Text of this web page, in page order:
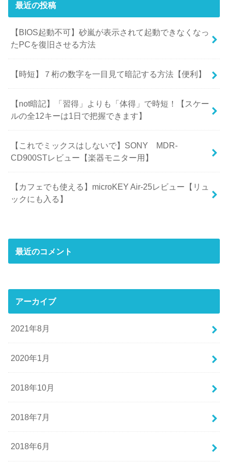
最近の投稿
【BIOS起動不可】砂嵐が表示されて起動できなくなっ
たPCを復旧させる方法
【時短】７桁の数字を一目見て暗記する方法【便利】
【not暗記】「習得」よりも「体得」で時短！【スケー
ルの全12キーは1日で把握できます】
【これでミックスはしないで】SONY MDR-
CD900STレビュー【楽器モニター用】
【カフェでも使える】microKEY Air-25レビュー【リュ
ックにも入る】
最近のコメント
アーカイブ
2021年8月
2020年1月
2018年10月
2018年7月
2018年6月